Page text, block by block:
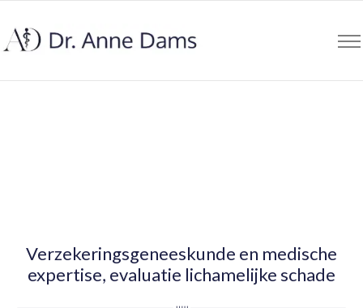
Verzekeringsgeneeskunde en medische
expertise, evaluatie lichamelijke schade